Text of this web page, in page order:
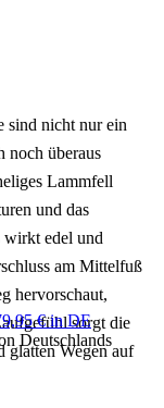
sind nicht nur ein
noch überaus
Lammfell
und das
wirkt edel und
am Mittelfuß
hervorschaut,
sorgt die
glatten Wegen auf
€ in DE
Deutschlands